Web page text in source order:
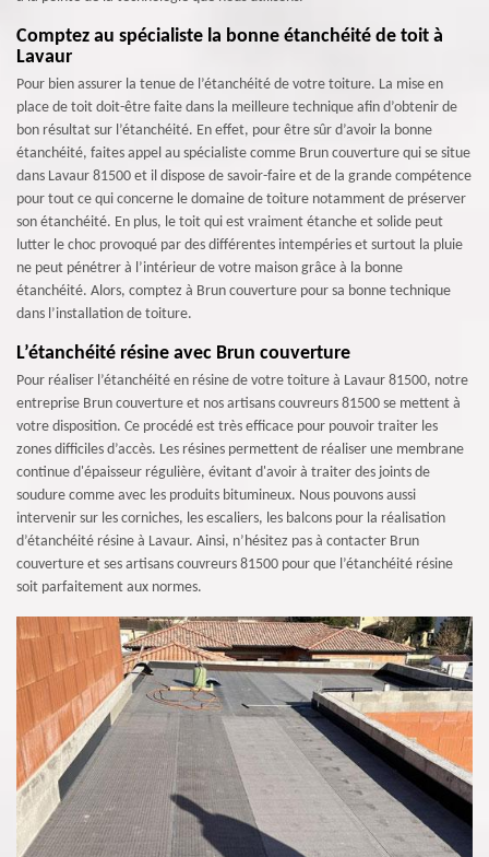
Comptez au spécialiste la bonne étanchéité de toit à
Lavaur
Pour bien assurer la tenue de l’étanchéité de votre toiture. La mise en
place de toit doit-être faite dans la meilleure technique afin d’obtenir de
bon résultat sur l’étanchéité. En effet, pour être sûr d’avoir la bonne
étanchéité, faites appel au spécialiste comme Brun couverture qui se situe
dans Lavaur 81500 et il dispose de savoir-faire et de la grande compétence
pour tout ce qui concerne le domaine de toiture notamment de préserver
son étanchéité. En plus, le toit qui est vraiment étanche et solide peut
lutter le choc provoqué par des différentes intempéries et surtout la pluie
ne peut pénétrer à l’intérieur de votre maison grâce à la bonne
étanchéité. Alors, comptez à Brun couverture pour sa bonne technique
dans l’installation de toiture.
L’étanchéité résine avec Brun couverture
Pour réaliser l’étanchéité en résine de votre toiture à Lavaur 81500, notre
entreprise Brun couverture et nos artisans couvreurs 81500 se mettent à
votre disposition. Ce procédé est très efficace pour pouvoir traiter les
zones difficiles d’accès. Les résines permettent de réaliser une membrane
continue d'épaisseur régulière, évitant d'avoir à traiter des joints de
soudure comme avec les produits bitumineux. Nous pouvons aussi
intervenir sur les corniches, les escaliers, les balcons pour la réalisation
d’étanchéité résine à Lavaur. Ainsi, n’hésitez pas à contacter Brun
couverture et ses artisans couvreurs 81500 pour que l’étanchéité résine
soit parfaitement aux normes.